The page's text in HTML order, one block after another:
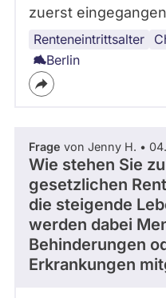
zuerst
Renteneintrittsalter
Menschen
mit
Behinderung
Berlin
Frage von Jenny H. •
Wie stehen Sie
gesetzlichen
die steigende
werden dabei
Behinderungen
Erkrankungen